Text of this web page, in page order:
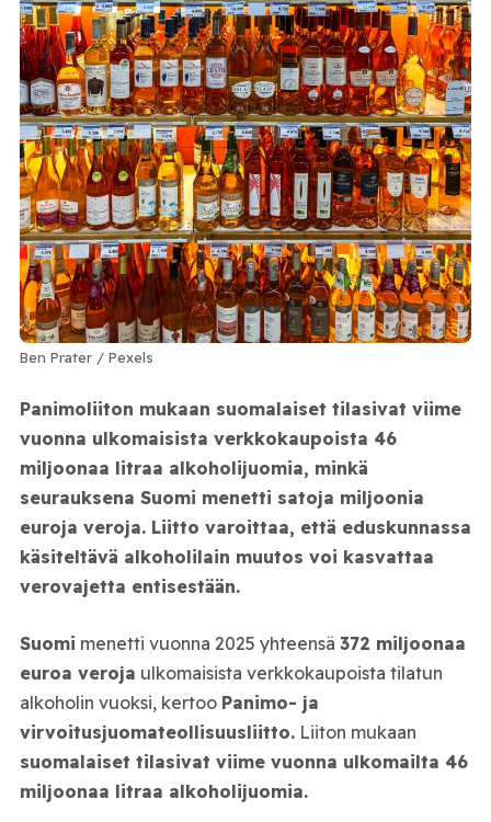
Ben Prater / Pexels
Panimoliiton mukaan suomalaiset tilasivat viime
vuonna ulkomaisista verkkokaupoista 46
miljoonaa litraa alkoholijuomia, minkä
seurauksena Suomi menetti satoja miljoonia
euroja veroja. Liitto varoittaa, että eduskunnassa
käsiteltävä alkoholilain muutos voi kasvattaa
verovajetta entisestään.
Suomi menetti vuonna 2025 yhteensä 372 miljoonaa
euroa veroja ulkomaisista verkkokaupoista tilatun
alkoholin vuoksi, kertoo Panimo- ja
virvoitusjuomateollisuusliitto.Liiton mukaan
suomalaiset tilasivat viime vuonna ulkomailta 46
miljoonaa litraa alkoholijuomia.